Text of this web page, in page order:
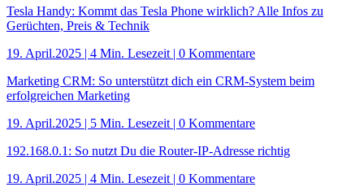
Tesla Handy: Kommt das Tesla Phone wirklich? Alle Infos zu
Gerüchten, Preis & Technik
19. April.2025 | 4 Min. Lesezeit| 0 Kommentare
Marketing CRM: So unterstützt dich ein CRM-System beim
erfolgreichen Marketing
19. April.2025 | 5 Min. Lesezeit| 0 Kommentare
192.168.0.1: So nutzt Du die Router-IP-Adresse richtig
19. April.2025 | 4 Min. Lesezeit| 0 Kommentare